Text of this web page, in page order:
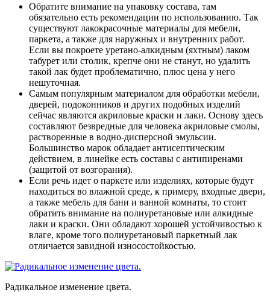
Обратите внимание на упаковку состава, там
обязательно есть рекомендации по использованию. Так
существуют лакокрасочные материалы для мебели,
паркета, а также для наружных и внутренних работ.
Если вы покроете уретано-алкидным (яхтным) лаком
табурет или столик, крепче они не станут, но удалить
такой лак будет проблематично, плюс цена у него
нешуточная.
Самым популярным материалом для обработки мебели,
дверей, подоконников и других подобных изделий
сейчас являются акриловые краски и лаки. Основу здесь
составляют безвредные для человека акриловые смолы,
растворенные в водно-дисперсной эмульсии.
Большинство марок обладает антисептическим
действием, в линейке есть составы с антипиренами
(защитой от возгорания).
Если речь идет о паркете или изделиях, которые будут
находиться во влажной среде, к примеру, входные двери,
а также мебель для бани и ванной комнаты, то стоит
обратить внимание на полиуретановые или алкидные
лаки и краски. Они обладают хорошей устойчивостью к
влаге, кроме того полиуретановый паркетный лак
отличается завидной износостойкостью.
Радикальное изменение цвета.